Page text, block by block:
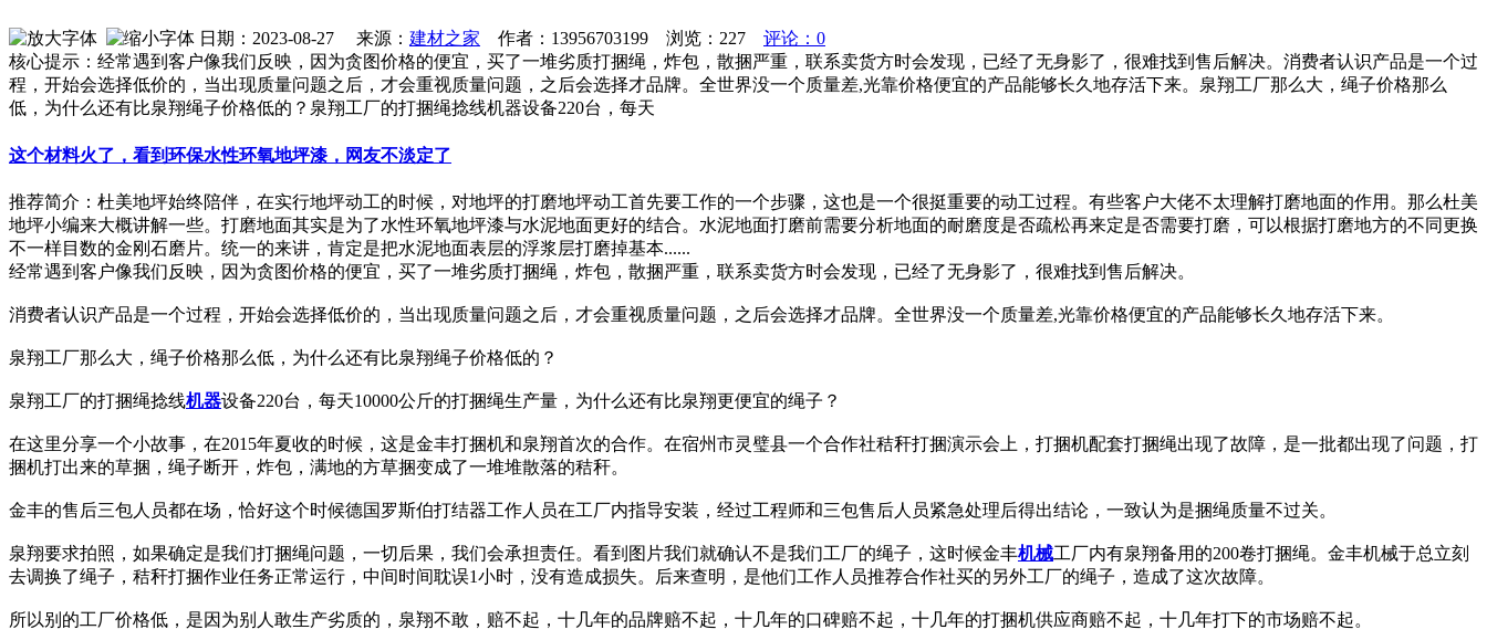
日期：2023-08-27 来源： 建材之家 作者：13956703199 浏览： 227
评论：0
核心提示：经常遇到客户像我们反映，因为贪图价格的便宜，买了一堆劣质打捆绳，炸包，散捆严重，联系卖货方时会发现，已经了无身影了，很难找到售后解决。消费者认识产品是一个过
程，开始会选择低价的，当出现质量问题之后，才会重视质量问题，之后会选择才品牌。全世界没一个质量差,光靠价格便宜的产品能够长久地存活下来。泉翔工厂那么大，绳子价格那么
低，为什么还有比泉翔绳子价格低的？泉翔工厂的打捆绳捻线机器设备220台，每天
这个材料火了，看到环保水性环氧地坪漆，网友不淡定了
推荐简介：杜美地坪始终陪伴，在实行地坪动工的时候，对地坪的打磨地坪动工首先要工作的一个步骤，这也是一个很挺重要的动工过程。有些客户大佬不太理解打磨地面的作用。那么杜美
地坪小编来大概讲解一些。打磨地面其实是为了水性环氧地坪漆与水泥地面更好的结合。水泥地面打磨前需要分析地面的耐磨度是否疏松再来定是否需要打磨，可以根据打磨地方的不同更换
不一样目数的金刚石磨片。统一的来讲，肯定是把水泥地面表层的浮浆层打磨掉基本......
经常遇到客户像我们反映，因为贪图价格的便宜，买了一堆劣质打捆绳，炸包，散捆严重，联系卖货方时会发现，已经了无身影了，很难找到售后解决。
消费者认识产品是一个过程，开始会选择低价的，当出现质量问题之后，才会重视质量问题，之后会选择才品牌。全世界没一个质量差,光靠价格便宜的产品能够长久地存活下来。
泉翔工厂那么大，绳子价格那么低，为什么还有比泉翔绳子价格低的？
泉翔工厂的打捆绳捻线机器设备220台，每天10000公斤的打捆绳生产量，为什么还有比泉翔更便宜的绳子？
在这里分享一个小故事，在2015年夏收的时候，这是金丰打捆机和泉翔首次的合作。在宿州市灵璧县一个合作社秸秆打捆演示会上，打捆机配套打捆绳出现了故障，是一批都出现了问题，打
捆机打出来的草捆，绳子断开，炸包，满地的方草捆变成了一堆堆散落的秸秆。
金丰的售后三包人员都在场，恰好这个时候德国罗斯伯打结器工作人员在工厂内指导安装，经过工程师和三包售后人员紧急处理后得出结论，一致认为是捆绳质量不过关。
泉翔要求拍照，如果确定是我们打捆绳问题，一切后果，我们会承担责任。看到图片我们就确认不是我们工厂的绳子，这时候金丰机械工厂内有泉翔备用的200卷打捆绳。金丰机械于总立刻
去调换了绳子，秸秆打捆作业任务正常运行，中间时间耽误1小时，没有造成损失。后来查明，是他们工作人员推荐合作社买的另外工厂的绳子，造成了这次故障。
所以别的工厂价格低，是因为别人敢生产劣质的，泉翔不敢，赔不起，十几年的品牌赔不起，十几年的口碑赔不起，十几年的打捆机供应商赔不起，十几年打下的市场赔不起。